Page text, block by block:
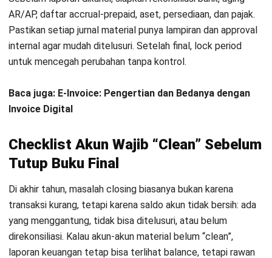
Daftar Sekarang dan Jadwalkan
Demo Software HashMicro Secara
Kesimpulan
Tutup buku akhir tahun yang akurat ditentukan oleh disiplin
rekonsiliasi saldo per akun. Jika urutannya benar, laporan
keuangan lebih stabil, minim revisi, dan siap dipakai untuk
Empat tips yang dibahas membantu finance menjaga
kualitas angka, terutama di area rawan salah saji seperti
accrual, prepaid, deferred revenue, persediaan, aset tetap,
dan pajak. Dengan checklist akun yang clean, setiap saldo
punya dasar dan bukti pendukung yang jelas.
Jika masih ada kendala saat closing, lakukan review akun